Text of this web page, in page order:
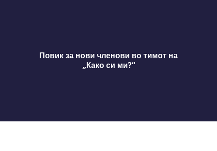
Повик за нови членови во тимот на
„Како си ми?“